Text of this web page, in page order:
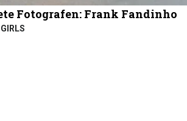
Fotografen: Frank Fandinho
GIRLS